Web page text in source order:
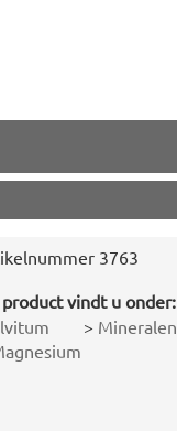
3763
vindt u onder:
> Mineralen